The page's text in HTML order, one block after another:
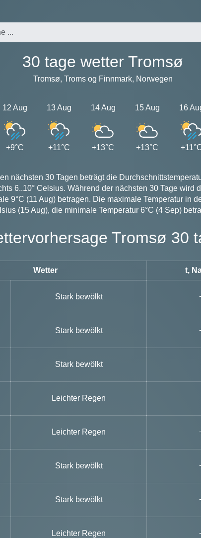
30 tage wetter Tromsø
Tromsø, Troms og Finnmark, Norwegen
12 Aug
+9°C
13 Aug
+11°C
14 Aug
+13°C
15 Aug
+13°C
16
nächsten 30 Tagen beträgt die
6..10° Celsius. Während der nächsten 30 Tage wird
9°C (11 Aug) betragen. Die maximale Temperatur in
(15 Aug), die minimale Temperatur 6°C (4 Sep)
Tromsø 30
Wetter t,
Stark bewölkt
Stark bewölkt
Stark bewölkt
Leichter Regen
Leichter Regen
Stark bewölkt
Stark bewölkt
Leichter Regen